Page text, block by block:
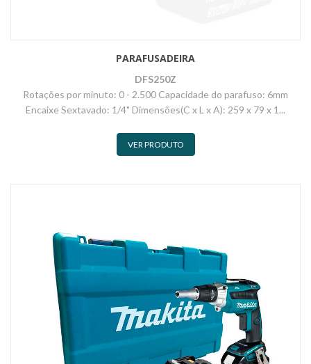
PARAFUSADEIRA
DFS250Z
Rotações por minuto: 0 - 2.500 Capacidade do parafuso: 6mm
Encaixe Sextavado: 1/4" Dimensões(C x L x A): 259 x 79 x 1...
VER PRODUTO